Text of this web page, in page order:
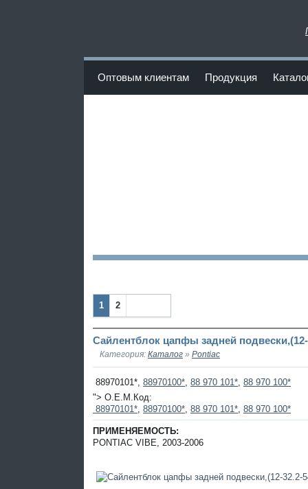
Оптовым клиентам Продукция
1
2
д
ед
Сайлентблок цапфы задней подвески,(12-
Категория: Каталог » Pontiac
88970101*, 88970100* 88 970 101* 88 970 100*
"> O.E.M.Код:
88970101*, 88970100*, 88 970 101*, 88 970 100*
ПРИМЕНЯЕМОСТЬ:
PONTIAC VIBE, 2003-2006